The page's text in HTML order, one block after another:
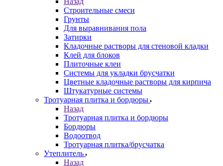
Строительные смеси
Грунты
Для выравнивания пола
Затирки
Кладочные растворы для стеновой кладки
Клей для блоков
Плиточные клеи
Системы для укладки брусчатки
Цветные кладочные растворы для кирпича
Штукатурные системы
Тротуарная плитка и бордюры
Назад
Тротуарная плитка и бордюры
Бордюры
Водоотвод
Тротуарная плитка/брусчатка
Утеплитель
Назад